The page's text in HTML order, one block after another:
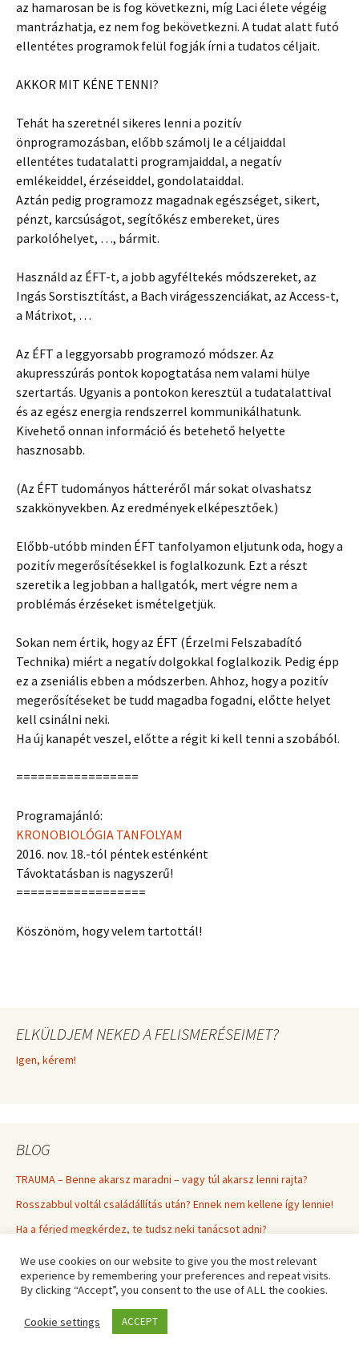
az hamarosan be is fog következni, míg Laci élete végéig
mantrázhatja, ez nem fog bekövetkezni. A tudat alatt futó
ellentétes programok felül fogják írni a tudatos céljait.
AKKOR MIT KÉNE TENNI?
Tehát ha szeretnél sikeres lenni a pozitív
önprogramozásban, előbb számolj le a céljaiddal
ellentétes tudatalatti programjaiddal, a negatív
emlékeiddel, érzéseiddel, gondolataiddal.
Aztán pedig programozz magadnak egészséget, sikert,
pénzt, karcsúságot, segítőkész embereket, üres
parkolóhelyet, …, bármit.
Használd az ÉFT-t, a jobb agyféltekés módszereket, az
Ingás Sorstisztítást, a Bach virágesszenciákat, az Access-t,
a Mátrixot, …
Az ÉFT a leggyorsabb programozó módszer. Az
akupresszúrás pontok kopogtatása nem valami hülye
szertartás. Ugyanis a pontokon keresztül a tudatalattival
és az egész energia rendszerrel kommunikálhatunk.
Kivehető onnan információ és betehető helyette
hasznosabb.
(Az ÉFT tudományos hátteréről már sokat olvashatsz
szakkönyvekben. Az eredmények elképesztőek.)
Előbb-utóbb minden ÉFT tanfolyamon eljutunk oda, hogy a
pozitív megerősítésekkel is foglalkozunk. Ezt a részt
szeretik a legjobban a hallgatók, mert végre nem a
problémás érzéseket ismételgetjük.
Sokan nem értik, hogy az ÉFT (Érzelmi Felszabadító
Technika) miért a negatív dolgokkal foglalkozik. Pedig épp
ez a zseniális ebben a módszerben. Ahhoz, hogy a pozitív
megerősítéseket be tudd magadba fogadni, előtte helyet
kell csinálni neki.
Ha új kanapét veszel, előtte a régit ki kell tenni a szobából.
=================
Programajánló:
KRONOBIOLÓGIA TANFOLYAM
2016. nov. 18.-tól péntek esténként
Távoktatásban is nagyszerű!
==================
Köszönöm, hogy velem tartottál!
ELKÜLDJEM NEKED A FELISMERÉSEIMET?
Igen, kérem!
BLOG
TRAUMA – Benne akarsz maradni – vagy túl akarsz lenni rajta?
Rosszabbul voltál családállítás után? Ennek nem kellene így lennie!
Ha a férjed megkérdez, te tudsz neki tanácsot adni?
Tarot a tárgyalóasztalnál: a lapok gyorsabban átlátják a céges
játszmákat
Miért ne add oda önként a DNS-edet?
Mikor hasznos a panaszkodás? Amikor oldás lesz belőle
We use cookies on our website to give you the most relevant
experience by remembering your preferences and repeat visits.
By clicking “Accept”, you consent to the use of ALL the cookies.
Cookie settings ACCEPT